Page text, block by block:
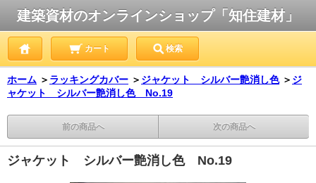
建築資材のオンラインショップ「知住建材」
カート 検索
ホーム ＞ ラッキングカバー ＞ ジャケット シルバー艶消し色 ＞ ジ
ャケット シルバー艶消し色 No.19
前の商品へ 次の商品へ
ジャケット シルバー艶消し色 No.19